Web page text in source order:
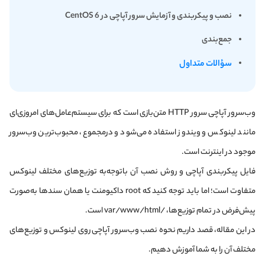
نصب و پیکربندی و آزمایش سرور آپاچی در CentOS 6
جمع‌بندی
سؤالات متداول
وب‌سرور آپاچی سرور HTTP متن‌بازی است که برای سیستم‌عامل‌های امروزی‌ای
مانند لینوکس و ویندوز استفاده می‌شود و درمجموع، محبوب‌ترین وب‌سرور
موجود در اینترنت است.
فایل پیکربندی آپاچی و روش نصب آن باتوجه‌به توزیع‌های مختلف لینوکس
متفاوت است؛ اما باید توجه کنید که root داکیومنت یا همان سندها به‌صورت
پیش‌فرض در تمام توزیع‌ها، /var/www/html است.
در این مقاله، قصد داریم نحوه نصب وب‌سرور آپاچی روی لینوکس و توزیع‌های
مختلف آن را به شما آموزش دهیم.